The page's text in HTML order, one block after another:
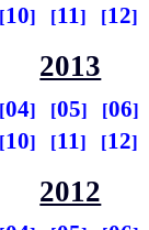
10 11 12
2013
04 05
06
10 11 12
2012